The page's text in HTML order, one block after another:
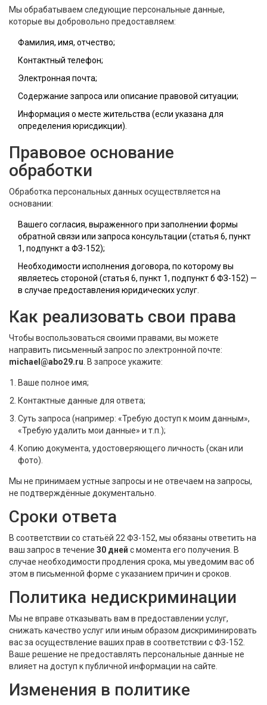
Мы обрабатываем следующие персональные данные,
которые вы добровольно предоставляем:
Фамилия, имя, отчество;
Контактный телефон;
Электронная почта;
Содержание запроса или описание правовой ситуации;
Информация о месте жительства (если указана для
определения юрисдикции).
Правовое основание
обработки
Обработка персональных данных осуществляется на
основании:
Вашего согласия, выраженного при заполнении формы
обратной связи или запроса консультации (статья 6, пункт
1, подпункт а ФЗ-152);
Необходимости исполнения договора, по которому вы
являетесь стороной (статья 6, пункт 1, подпункт б ФЗ-152) —
в случае предоставления юридических услуг.
Как реализовать свои права
Чтобы воспользоваться своими правами, вы можете
направить письменный запрос по электронной почте:
michael@abo29.ru . В запросе укажите:
Ваше полное имя;
Контактные данные для ответа;
Суть запроса (например: «Требую доступ к моим данным»,
«Требую удалить мои данные» и т.п.);
Копию документа, удостоверяющего личность (скан или
фото).
Мы не принимаем устные запросы и не отвечаем на запросы,
не подтверждённые документально.
Сроки ответа
В соответствии со статьёй 22 ФЗ-152, мы обязаны ответить на
ваш запрос в течение 30 дней с момента его получения. В
случае необходимости продления срока, мы уведомим вас об
этом в письменной форме с указанием причин и сроков.
Политика недискриминации
Мы не вправе отказывать вам в предоставлении услуг,
снижать качество услуг или иным образом дискриминировать
вас за осуществление ваших прав в соответствии с ФЗ-152.
Ваше решение не предоставлять персональные данные не
влияет на доступ к публичной информации на сайте.
Изменения в политике